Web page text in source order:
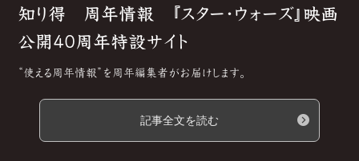
知り得 周年情報 『スター・ウォーズ』映画
公開40周年特設サイト
“使える周年情報”を周年編集者がお届けします。
記事全文を読む